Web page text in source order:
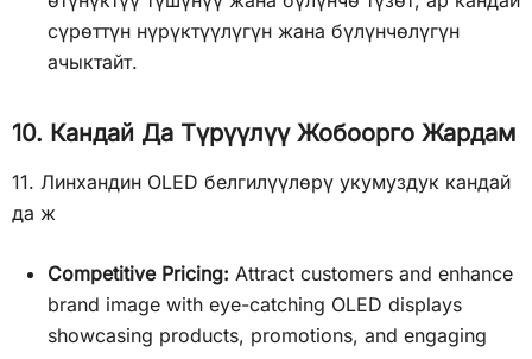
сүрөттүн нүрүктүүлүгүн жана бүлүнчөлүгүн
ачыктайт.
10. Кандай Да Түрүүлүү Жобоорго Жардам
11. Линхандин OLED белгилүүлөрү укумуздук кандай
да ж
Competitive Pricing: Attract customers and enhance
brand image with eye-catching OLED displays
showcasing products, promotions, and engaging